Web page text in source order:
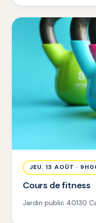
JEU. 13 AOÛT ·
Cours de fitness
Jardin public 40130